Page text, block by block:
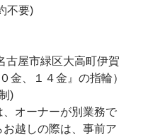
不要)
屋市緑区大高町伊賀
金、１４金』の指輪）
)
オーナーが別業務で
越しの際は、事前ア